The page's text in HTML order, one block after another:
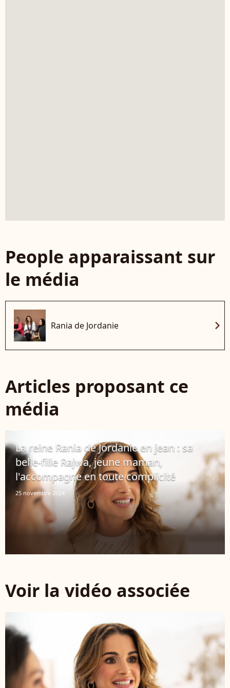
People apparaissant sur
le média
Rania de Jordanie chevron_right
Articles proposant ce
média
La reine Rania de Jordanie en jean : sa
belle-fille Rajwa, jeune maman,
l'accompagne en toute complicité
25 novembre 2024
Voir la vidéo associée